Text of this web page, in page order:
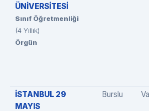
ÜNİVERSİTESİ
Sınıf Öğretmenliği
(4 Yıllık)
Örgün
İSTANBUL 29
MAYIS
Burslu